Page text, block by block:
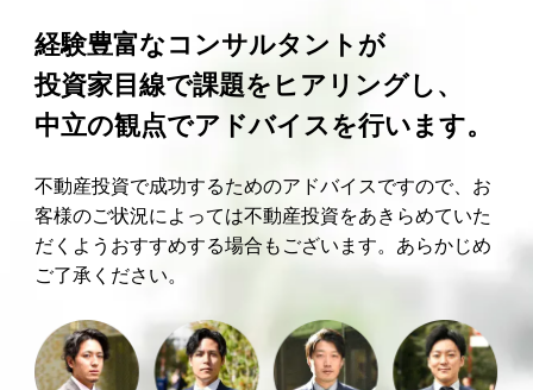
経験豊富なコンサルタントが
投資家目線で課題をヒアリングし、
中立の観点でアドバイスを行います。
不動産投資で成功するためのアドバイスですので、お
客様のご状況によっては不動産投資をあきらめていた
だくようおすすめする場合もございます。あらかじめ
ご了承ください。